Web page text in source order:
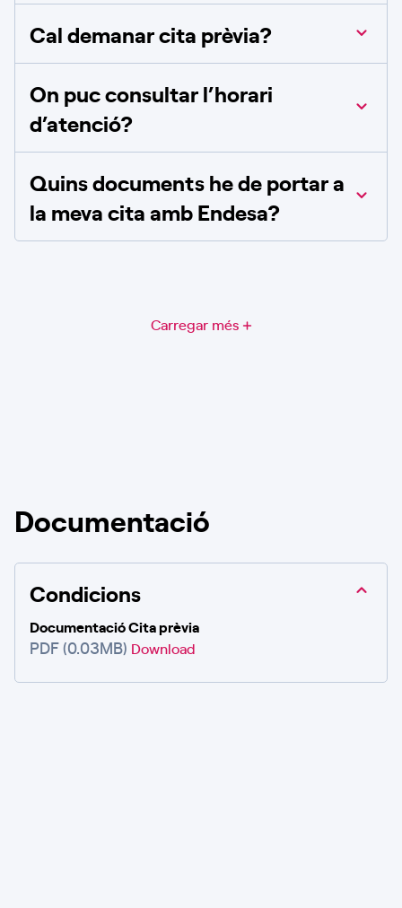
Cal demanar cita prèvia?
On puc consultar l’horari
d’atenció?
Quins documents he de portar a
la meva cita amb Endesa?
Carregar més
Documentació
Condicions
Documentació Cita prèvia
PDF (0.03MB) Download